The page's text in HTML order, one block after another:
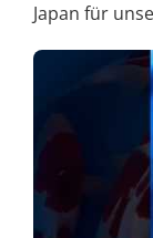
Japan für